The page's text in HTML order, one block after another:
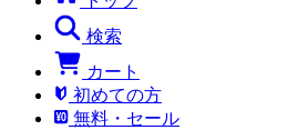
検索
カート
初めての方
無料・セール